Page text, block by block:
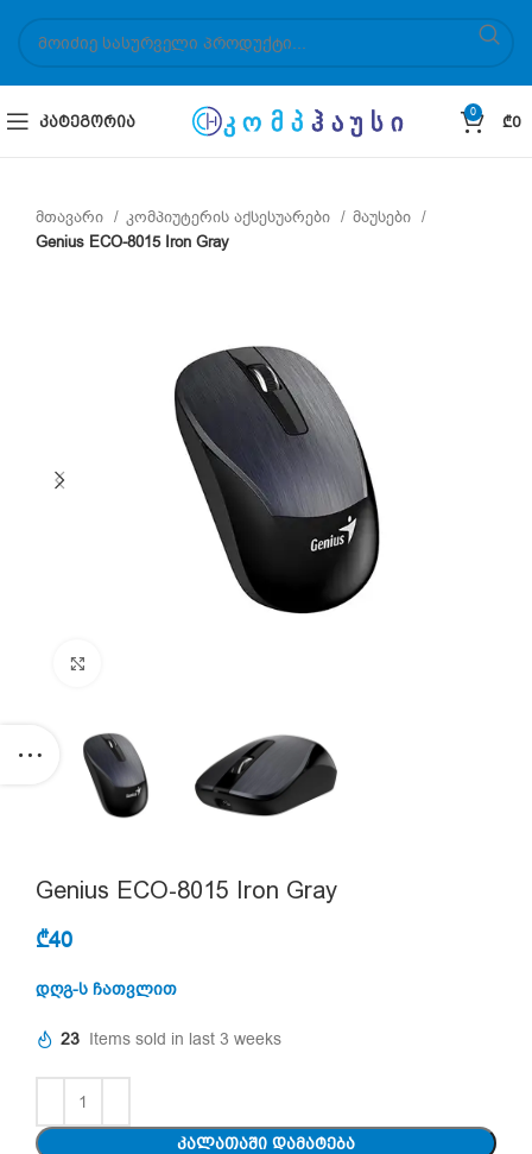
ᲙᲐᲢᲔᲒᲝᲠᲘᲐ
0
₾0
მთავარი კომპიუტერის აქსესუარები
მაუსები
Genius ECO-8015 Iron Gray
Genius ECO-8015 Iron Gray
₾40
დღგ-ს ჩათვლით
23 Items sold in last 3 weeks
ᲙᲐᲚᲐᲗᲐᲨᲘ ᲓᲐᲛᲐᲢᲔᲑᲐ